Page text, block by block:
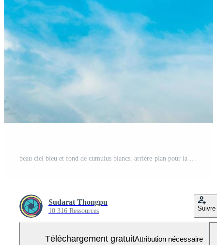
Sudarat Thongpu
10 316 Ressources Suivre
Téléchargement gratuitAttribution nécessaire